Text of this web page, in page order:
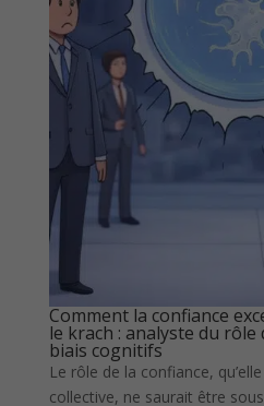
Comment la confiance
le krach : analyste du rôle
biais cognitifs
Le rôle de la confiance,
collective, ne saurait être